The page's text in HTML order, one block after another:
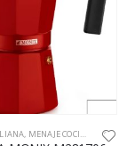
, MENAJE COCINA